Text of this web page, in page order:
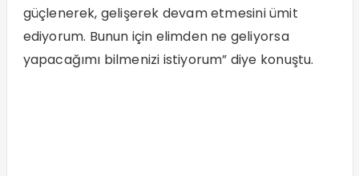
güçlenerek, gelişerek devam etmesini ümit
ediyorum. Bunun için elimden ne geliyorsa
yapacağımı bilmenizi istiyorum” diye konuştu.